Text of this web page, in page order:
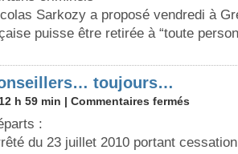
Sarkozy a proposé vendredi à
puisse être retirée à “toute
toujours…
h 59 min | Commentaires fermés
:
du 23 juillet 2010 portant